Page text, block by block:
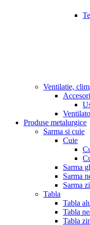
Ventilatie,
Produse metalurgice
Sarma si cuie
Cuie
Sarma
Sarma
Sarma
Tabla
Tabla
Tabla
Tabla